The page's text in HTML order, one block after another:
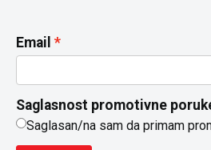
Email
Saglasnost promotivne
Saglasan/na sam da primam